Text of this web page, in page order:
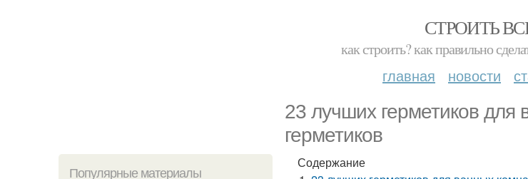
СТРОИТЬ
как строить? как правильно
главная новости
23 лучших герметиков для
герметиков
Популярные материалы
Содержание